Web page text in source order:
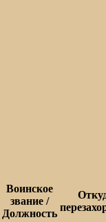
Воинское
звание /
Должность